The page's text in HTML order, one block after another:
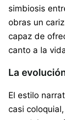
simbiosis
obras un
capaz de
canto a la
La
El estilo
casi